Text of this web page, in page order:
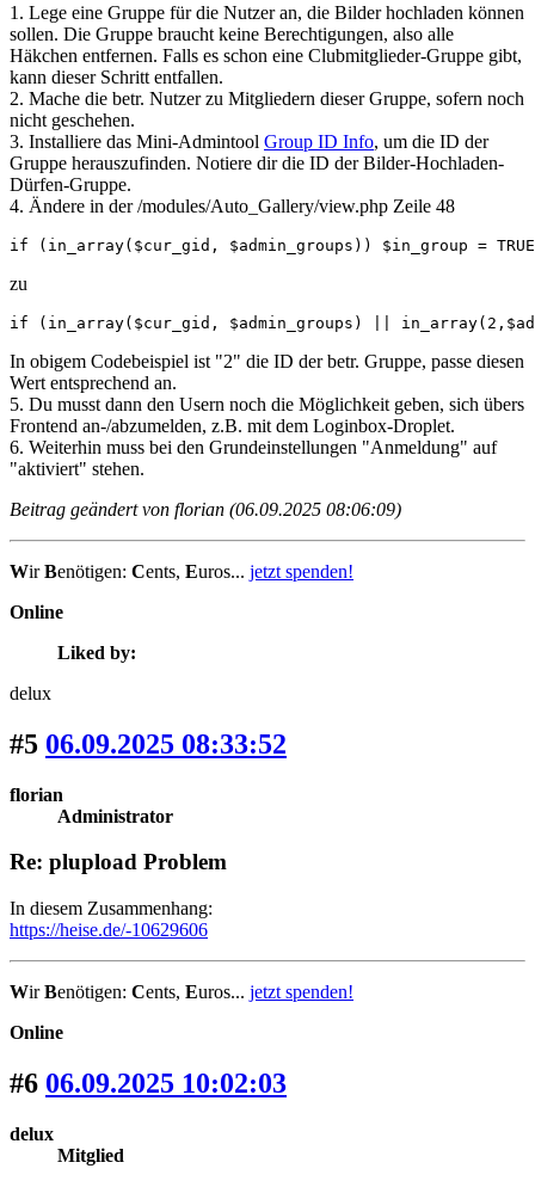
1. Lege eine Gruppe für die Nutzer an, die Bilder hochladen können
sollen. Die Gruppe braucht keine Berechtigungen, also alle
Häkchen entfernen. Falls es schon eine Clubmitglieder-Gruppe gibt,
kann dieser Schritt entfallen.
2. Mache die betr. Nutzer zu Mitgliedern dieser Gruppe, sofern noch
nicht geschehen.
3. Installiere das Mini-Admintool Group ID Info, um die ID der
Gruppe herauszufinden. Notiere dir die ID der Bilder-Hochladen-
Dürfen-Gruppe.
4. Ändere in der /modules/Auto_Gallery/view.php Zeile 48
if (in_array($cur_gid, $admin_groups)) $in_group =
zu
if (in_array($cur_gid, $admin_groups) ||
In obigem Codebeispiel ist "2" die ID der betr. Gruppe, passe diesen
Wert entsprechend an.
5. Du musst dann den Usern noch die Möglichkeit geben, sich übers
Frontend an-/abzumelden, z.B. mit dem Loginbox-Droplet.
6. Weiterhin muss bei den Grundeinstellungen "Anmeldung" auf
"aktiviert" stehen.
Beitrag geändert von florian (06.09.2025 08:06:09)
WirBenötigen: Cents, Euros... jetzt spenden!
Online
Liked by:
delux
#5 06.09.2025 08:33:52
florian
Administrator
Re: plupload Problem
In diesem Zusammenhang:
https://heise.de/-10629606
WirBenötigen: Cents, Euros... jetzt spenden!
Online
#6 06.09.2025 10:02:03
delux
Mitglied